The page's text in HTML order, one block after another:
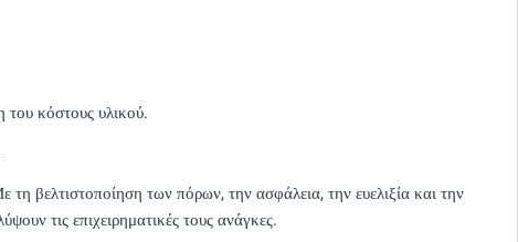
του κόστους υλικού.
βελτιστοποίηση των πόρων, την ασφάλεια, την ευελιξία και την
τις επιχειρηματικές τους ανάγκες.